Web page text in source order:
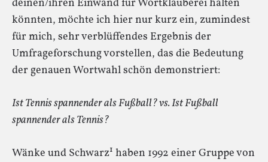
deinen/ihren Einwand für Wortklauberei halten
könnten, möchte ich hier nur kurz ein, zumindest
für mich, sehr verblüffendes Ergebnis der
Umfrageforschung vorstellen, das die Bedeutung
der genauen Wortwahl schön demonstriert:
Ist Tennis spannender als Fußball? vs. Ist Fußball
spannender als Tennis?
Wänke und Schwarz¹ haben 1992 einer Gruppe von